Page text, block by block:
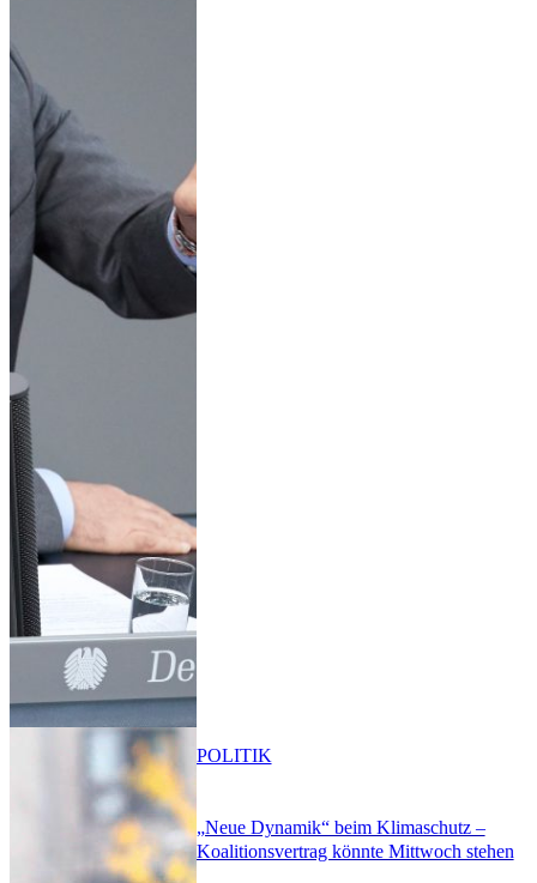
„Neue Dynamik“ beim Klimaschutz –
Koalitionsvertrag könnte Mittwoch stehen
POLITIK